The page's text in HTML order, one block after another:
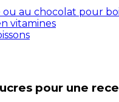
au chocolat pour
vitamines
pour une